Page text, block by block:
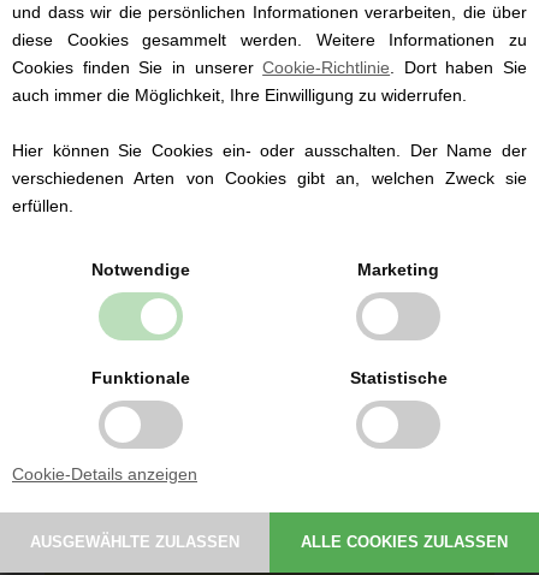
und dass wir die persönlichen Informationen verarbeiten, die über
diese Cookies gesammelt werden. Weitere Informationen zu
Cookies finden Sie in unsererCookie-Richtlinie . Dort haben Sie
auch immer die Möglichkeit, Ihre Einwilligung zu widerrufen.
Hier können Sie Cookies ein- oder ausschalten. Der Name der
verschiedenen Arten von Cookies gibt an, welchen Zweck sie
erfüllen.
Notwendige Marketing
Funktionale Statistische
Cookie-Details anzeigen
Babybekleidung von
bekannten Marken
Wir führen sowohl traditionelle
Strampelanzüge als auch Bodies und
Auswahl an Babybekleidung hier ansehen
Zertifikat